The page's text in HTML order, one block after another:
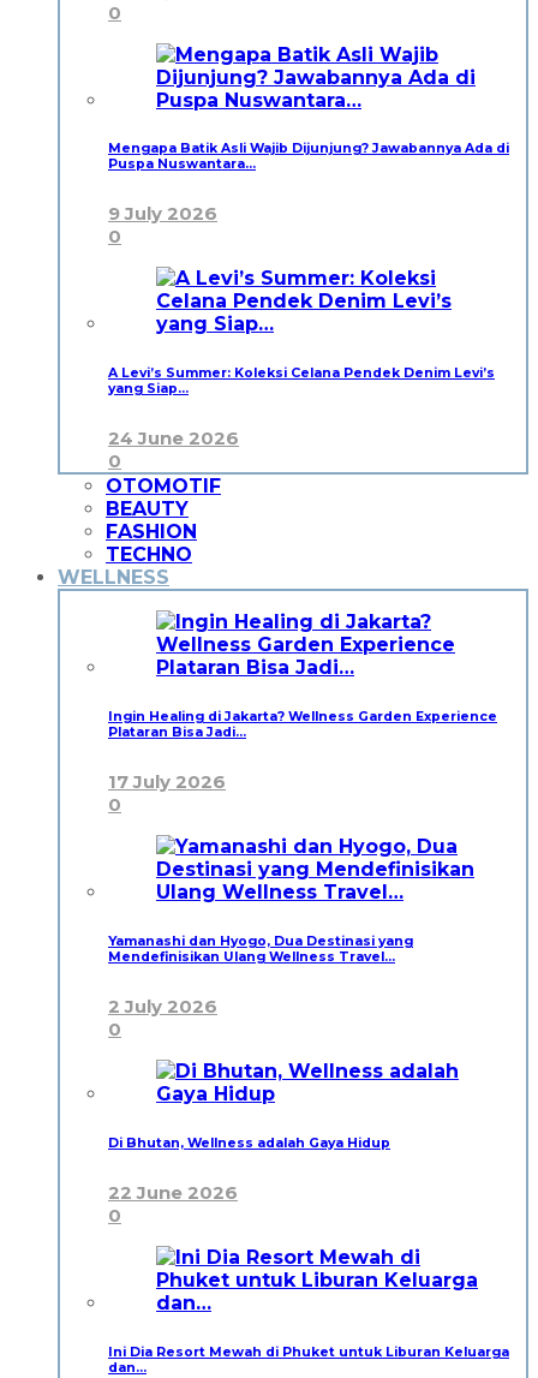
0
Mengapa Batik Asli Wajib Dijunjung? Jawabannya Ada di
Puspa Nuswantara…
9 July 2026
0
A Levi’s Summer: Koleksi Celana Pendek Denim Levi’s
yang Siap…
24 June 2026
0
OTOMOTIF
BEAUTY
FASHION
TECHNO
WELLNESS
Ingin Healing di Jakarta? Wellness Garden Experience
Plataran Bisa Jadi…
17 July 2026
0
Yamanashi dan Hyogo, Dua Destinasi yang
Mendefinisikan Ulang Wellness Travel…
2 July 2026
0
Di Bhutan, Wellness adalah Gaya Hidup
22 June 2026
0
Ini Dia Resort Mewah di Phuket untuk Liburan Keluarga
dan…